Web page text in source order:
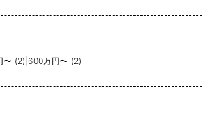
〜 (2) |600万円〜 (2)